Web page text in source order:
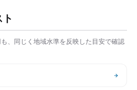
、同じく地域水準を反映した目安で確認